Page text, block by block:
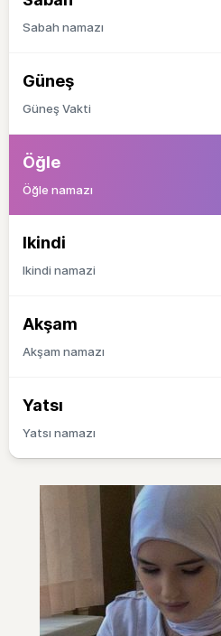
Sabah namazı
Güneş
Güneş Vakti
Öğle
Öğle namazı
Ikindi
Ikindi namazi
Akşam
Akşam namazı
Yatsı
Yatsı namazı